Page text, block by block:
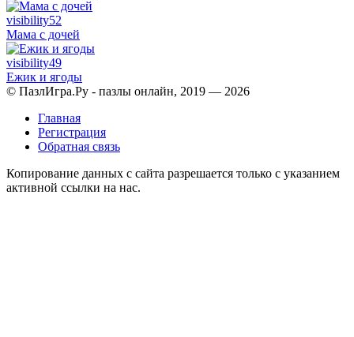
visibility52
Мама с дочей
visibility49
Ежик и ягоды
© ПазлИгра.Ру - пазлы онлайн, 2019 — 2026
Главная
Регистрация
Обратная связь
Копирование данных с сайта разрешается только с указанием
активной ссылки на нас.